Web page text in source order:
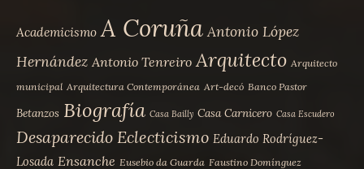
Academicismo A Coruña Antonio López
Hernández Antonio Tenreiro Arquitecto Arquitecto
municipal Arquitectura Contemporánea Art-decó Banco Pastor
Betanzos Biografía Casa Bailly Casa Carnicero Casa Escudero
Desaparecido Eclecticismo Eduardo Rodríguez-
Losada Ensanche Eusebio da Guarda Faustino Domínguez